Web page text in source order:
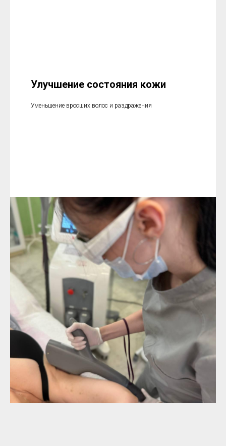
Улучшение состояния кожи
Уменьшение вросших волос и раздражения